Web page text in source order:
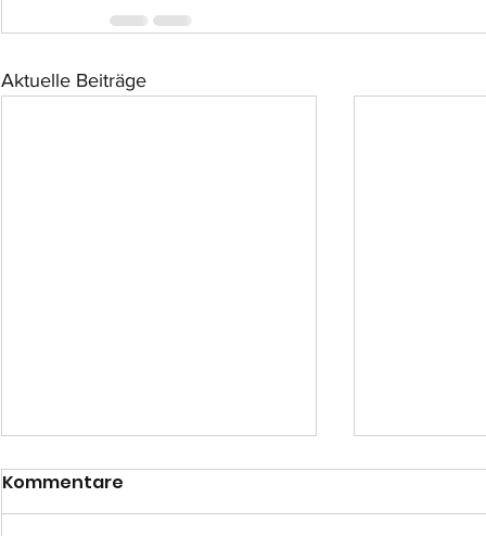
Aktuelle Beiträge
Kommentare